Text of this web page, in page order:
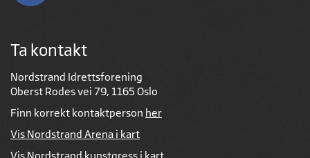
Ta kontakt
Nordstrand Idrettsforening
Oberst Rodes vei 79, 1165 Oslo
Finn korrekt kontaktperson her
Vis Nordstrand Arena i kart